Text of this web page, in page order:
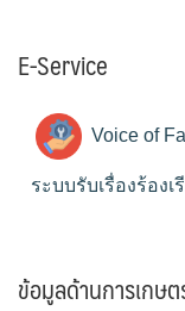
E-Service
Voice of
ระบบรับเรื่องร้อง
ข้อมูลด้านการเกษ